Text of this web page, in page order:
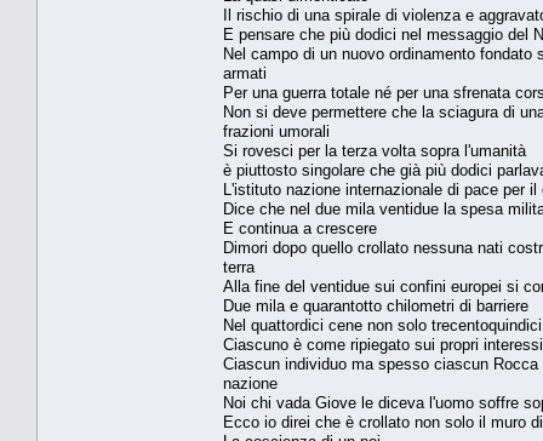
Il rischio di una spirale di violenza e
E pensare che più dodici nel messaggio del
Nel campo di un nuovo ordinamento
armati
Per una guerra totale né per una sfrenata
Non si deve permettere che la sciagura di
frazioni umorali
Si rovesci per la terza volta sopra l'umanità
è piuttosto singolare che già più dodici
L'istituto nazione internazionale di pace per
Dice che nel due mila ventidue la spesa
E continua a crescere
Dimori dopo quello crollato nessuna nati
terra
Alla fine del ventidue sui confini europei si
Due mila e quarantotto chilometri di barriere
Nel quattordici cene non solo
Ciascuno è come ripiegato sui propri interessi
Ciascun individuo ma spesso ciascun
nazione
Noi chi vada Giove le diceva l'uomo soffre
Ecco io direi che è crollato non solo il muro